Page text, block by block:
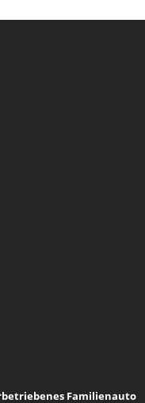
Familienauto